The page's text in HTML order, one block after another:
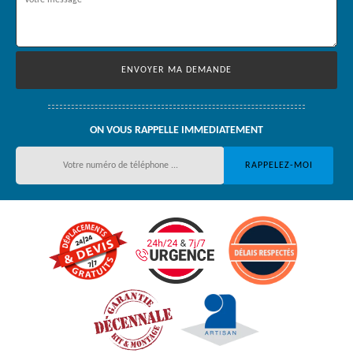
ON VOUS RAPPELLE IMMEDIATEMENT